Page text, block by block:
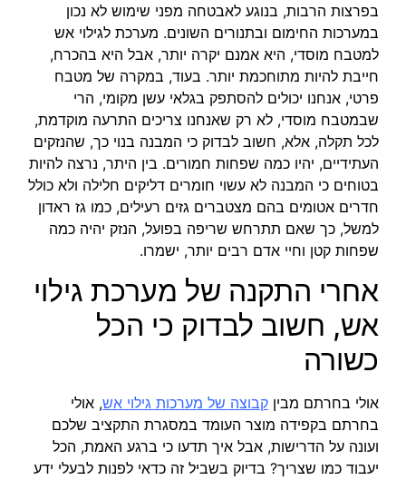
בפרצות הרבות, בנוגע לאבטחה מפני שימוש לא נכון
במערכות החימום ובתנורים השונים. מערכת לגילוי אש
למטבח מוסדי, היא אמנם יקרה יותר, אבל היא בהכרח,
חייבת להיות מתוחכמת יותר. בעוד, במקרה של מטבח
פרטי, אנחנו יכולים להסתפק בגלאי עשן מקומי, הרי
שבמטבח מוסדי, לא רק שאנחנו צריכים התרעה מוקדמת,
לכל תקלה, אלא, חשוב לבדוק כי המבנה בנוי כך, שהנזקים
העתידיים, יהיו כמה שפחות חמורים. בין היתר, נרצה להיות
בטוחים כי המבנה לא עשוי חומרים דליקים חלילה ולא כולל
חדרים אטומים בהם מצטברים גזים רעילים, כמו גז ראדון
למשל, כך שאם תתרחש שריפה בפועל, הנזק יהיה כמה
שפחות קטן וחיי אדם רבים יותר, ישמרו.
אחרי התקנה של מערכת גילוי
אש, חשוב לבדוק כי הכל
כשורה
אולי בחרתם מבין קבוצה של מערכות גילוי אש, אולי
בחרתם בקפידה מוצר העומד במסגרת התקציב שלכם
ועונה על הדרישות, אבל איך תדעו כי ברגע האמת, הכל
יעבוד כמו שצריך? בדיוק בשביל זה כדאי לפנות לבעלי ידע